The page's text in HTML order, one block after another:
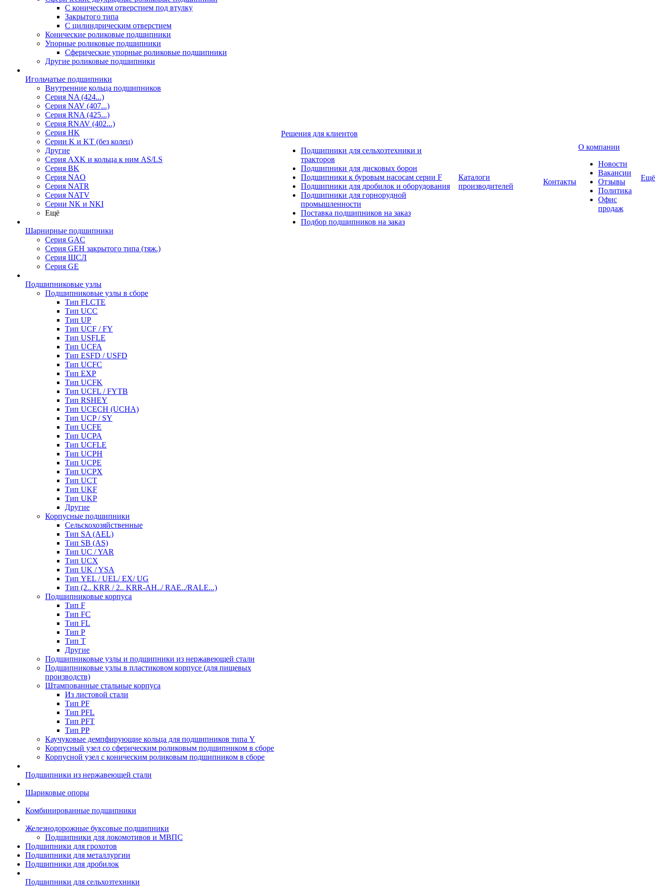
С коническим отверстием под втулку
Закрытого типа
С цилиндрическим отверстием
Конические роликовые подшипники
Упорные роликовые подшипники
Сферические упорные роликовые подшипники
Другие роликовые подшипники
Игольчатые подшипники
Внутренние кольца подшипников
Серия NA (424...)
Серия NAV (407...)
Серия RNA (425...)
Серия RNAV (402...)
Серия HK
Серии K и KT (без колец)
Другие
Серия AXK и кольца к ним AS/LS
Серия BK
Серия NAO
Серия NATR
Серия NATV
Серии NK и NKI
Ещё
Шарнирные подшипники
Серия GAC
Серия GEH закрытого типа (тяж.)
Серия ШСЛ
Серия GE
Подшипниковые узлы
Подшипниковые узлы в сборе
Тип FLCTE
Тип UCC
Тип UP
Тип UCF / FY
Тип USFLE
Тип UCFA
Тип ESFD / USFD
Тип UCFC
Тип EXP
Тип UCFK
Тип UCFL / FYTB
Тип RSHEY
Тип UCECH (UCHA)
Тип UCP / SY
Тип UCFE
Тип UCPA
Тип UCFLE
Тип UCPH
Тип UCPE
Тип UCPX
Тип UCT
Тип UKF
Тип UKP
Другие
Корпусные подшипники
Сельскохозяйственные
Тип SA (AEL)
Тип SB (AS)
Тип UC / YAR
Тип UCX
Тип UK / YSA
Тип YEL / UEL/ EX/ UG
Тип (2.. KRR / 2.. KRR-AH../ RAE../RALE...)
Подшипниковые корпуса
Тип F
Тип FC
Тип FL
Тип P
Тип T
Другие
Подшипниковые узлы и подшипники из нержавеющей стали
Подшипниковые узлы в пластиковом корпусе (для пищевых
производств)
Штампованные стальные корпуса
Из листовой стали
Тип PF
Тип PFL
Тип PFT
Тип PP
Каучуковые демпфирующие кольца для подшипников типа Y
Корпусный узел со сферическим роликовым подшипником в сборе
Корпусной узел с коническим роликовым подшипником в сборе
Подшипники из нержавеющей стали
Шариковые опоры
Комбинированные подшипники
Железнодорожные буксовые подшипники
Подшипники для локомотивов и МВПС
Подшипники для грохотов
Подшипники для металлургии
Подшипники для дробилок
Подшипники для сельхозтехники
Решения для клиентов
Подшипники для сельхозтехники и
тракторов
Подшипники для дисковых борон
Подшипники к буровым насосам серии F
Подшипники для дробилок и оборудования
Подшипники для горнорудной
промышленности
Поставка подшипников на заказ
Подбор подшипников на заказ
Каталоги
производителей
Контакты
О компании
Новости
Вакансии
Отзывы
Политика
Офис
продаж
Ещё